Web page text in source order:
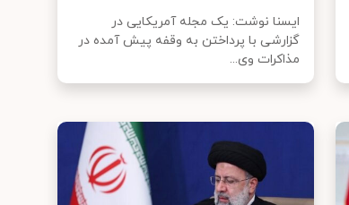
ایسنا نوشت: یک مجله آمریکایی در
گزارشی با پرداختن به وقفه پیش آمده در
مذاکرات وی...